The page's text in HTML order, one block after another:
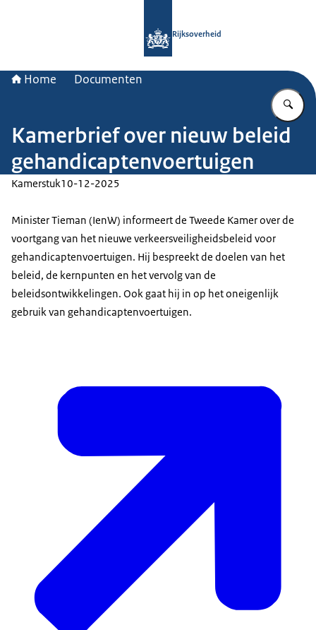
Rijksoverheid
Home Documenten
Kamerbrief over nieuw beleid
gehandicaptenvoertuigen
Kamerstuk10-12-2025
Minister Tieman (IenW) informeert de Tweede Kamer over de
voortgang van het nieuwe verkeersveiligheidsbeleid voor
gehandicaptenvoertuigen. Hij bespreekt de doelen van het
beleid, de kernpunten en het vervolg van de
beleidsontwikkelingen. Ook gaat hij in op het oneigenlijk
gebruik van gehandicaptenvoertuigen.